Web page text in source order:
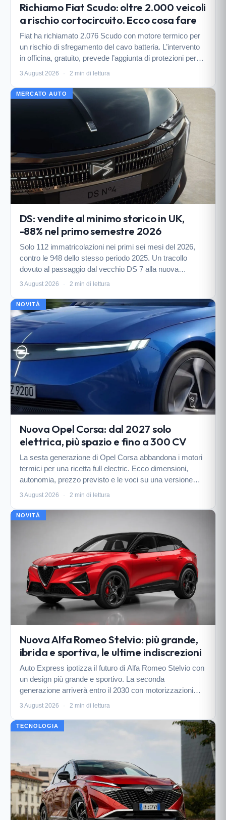
Richiamo Fiat Scudo: oltre 2.000 veicoli
a rischio cortocircuito. Ecco cosa fare
Fiat ha richiamato 2.076 Scudo con motore termico per
un rischio di sfregamento del cavo batteria. L’intervento
in officina, gratuito, prevede l’aggiunta di protezioni per
evitare cortocircuiti e possibili incendi.
3 August 2026 · 2 min di lettura
MERCATO AUTO
DS: vendite al minimo storico in UK,
-88% nel primo semestre 2026
Solo 112 immatricolazioni nei primi sei mesi del 2026,
contro le 948 dello stesso periodo 2025. Un tracollo
dovuto al passaggio dal vecchio DS 7 alla nuova
gamma, ma il CEO Xavier Peugeot guarda al futuro con
3 August 2026 · 2 min di lettura
NOVITÀ
Nuova Opel Corsa: dal 2027 solo
elettrica, più spazio e fino a 300 CV
La sesta generazione di Opel Corsa abbandona i motori
termici per una ricetta full electric. Ecco dimensioni,
autonomia, prezzo previsto e le voci su una versione
sportiva GSE.
3 August 2026 · 2 min di lettura
NOVITÀ
Nuova Alfa Romeo Stelvio: più grande,
ibrida e sportiva, le ultime indiscrezioni
Auto Express ipotizza il futuro di Alfa Romeo Stelvio con
un design più grande e sportivo. La seconda
generazione arriverà entro il 2030 con motorizzazioni
ibride ed elettriche.
3 August 2026 · 2 min di lettura
TECNOLOGIA